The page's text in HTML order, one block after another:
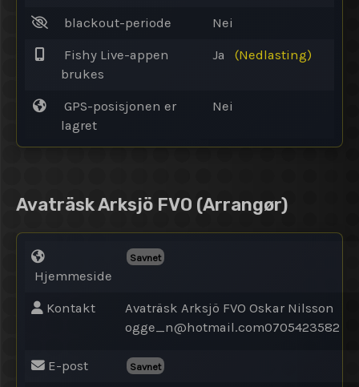
blackout-periode Nei
Fishy Live-appen
brukes
Ja (Nedlasting)
GPS-posisjonen er
lagret
Nei
Avaträsk Arksjö FVO (Arrangør)
Hjemmeside
Savnet
Kontakt
Avaträsk Arksjö FVO Oskar Nilsson
ogge_n@hotmail.com0705423582
E-post Savnet